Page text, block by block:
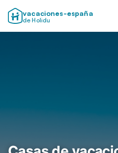
vacaciones-españa
de Holidu